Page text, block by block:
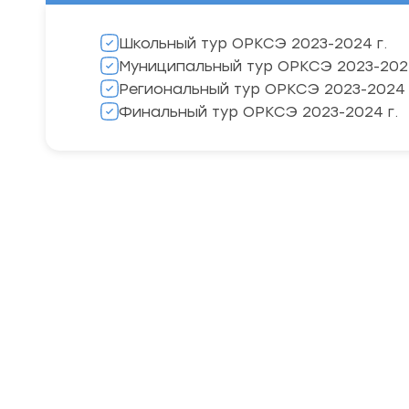
Школьный тур ОРКСЭ 2023-2024 г.
Муниципальный тур ОРКСЭ 2023-
Региональный тур ОРКСЭ 2023-2024
Финальный тур ОРКСЭ 2023-2024 г.